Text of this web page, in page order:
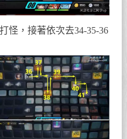
怪，接著依次去34-35-36